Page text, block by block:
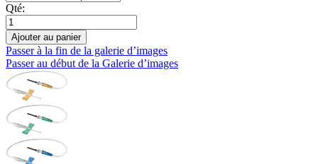
Qté:
Ajouter au panier
Passer à la fin de la galerie d’images
Passer au début de la Galerie d’images